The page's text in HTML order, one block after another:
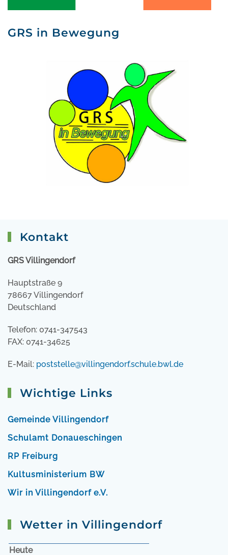
GRS in Bewegung
Kontakt
GRS Villingendorf
Hauptstraße 9
78667 Villingendorf
Deutschland
Telefon: 0741-347543
FAX: 0741-34625
E-Mail: poststelle@villingendorf.schule.bwl.de
Wichtige Links
Gemeinde Villingendorf
Schulamt Donaueschingen
RP Freiburg
Kultusministerium BW
Wir in Villingendorf e.V.
Wetter in Villingendorf
Heute